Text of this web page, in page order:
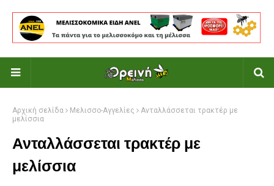
Αρχική σελίδα Μελισσο-Αγγελίες
Ανταλλάσσεται τρακτέρ με
μελίσσια
Ανταλλάσσεται τρακτέρ με
μελίσσια